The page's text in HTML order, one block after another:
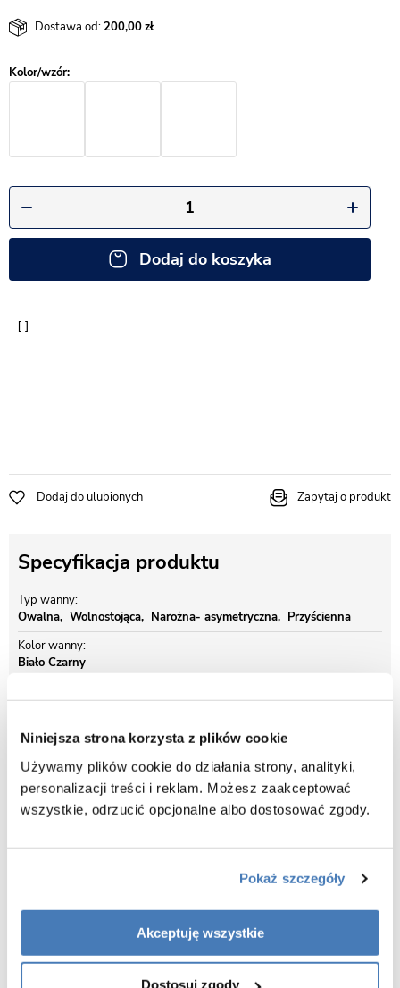
Niniejsza strona korzysta z plików cookie
Używamy plików cookie do działania strony, analityki,
personalizacji treści i reklam. Możesz zaakceptować
wszystkie, odrzucić opcjonalne albo dostosować zgody.
Pokaż szczegóły
Akceptuję wszystkie
Dostosuj zgody
Dostawa od:200,00
Dodaj do koszyka
Dodaj do ulubionych Zapytaj o produkt
Specyfikacja produktu
Typ wanny
Owalna
Wolnostojąca Narożna- asymetryczna
Przyścienna
Kolor wanny
Biało Czarny
Szerokość wanny
Opis produktu Denaya Besco B&W czarno-
biała wanna wolnostojąca 170 cm lewa syfon
Nazwa produktu:
Wanna Denaya Besco
170 cm
Szerokość:
Wysokość:
58 cm